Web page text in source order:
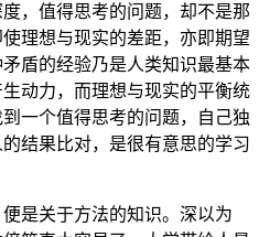
，值得思考的问题，却不是那
理想与现实的差距，亦即期望
盾的经验乃是人类知识最基本
动力，而理想与现实的平衡统
一个值得思考的问题，自己独
结果比对，是很有意思的学习
是关于方法的知识。深以为